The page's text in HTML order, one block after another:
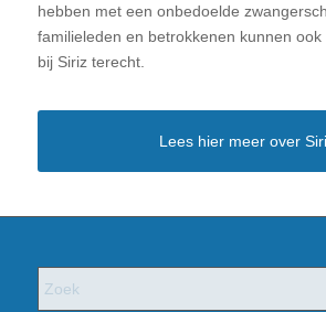
hebben met een onbedoelde
familieleden en betrokkenen kunnen
bij Siriz terecht.
Lees hier meer over